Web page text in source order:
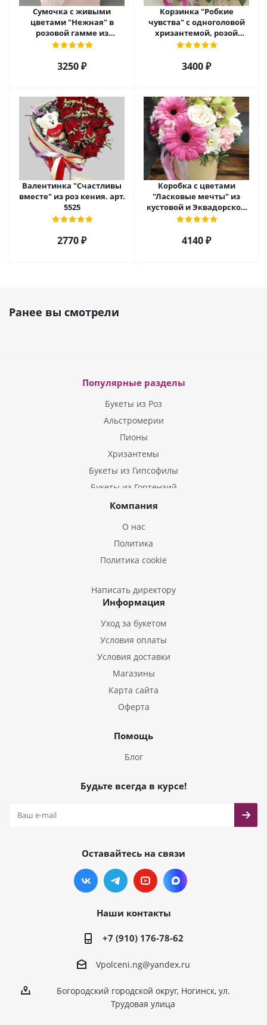
Сумочка с живыми
цветами "Нежная" в
розовой гамме из
кустовой хризантемы,
3250 ₽
Корзинка "Робкие
чувства" с одноголовой
хризантемой, розой
Эквадор и альстромерией
3400 ₽
Валентинка "Счастливы
вместе" из роз кения. арт.
5525
2770 ₽
Коробка с цветами
"Ласковые мечты" из
кустовой и Эквадорской
розы, орхидеи и гербер
4140 ₽
Ранее вы смотрели
Популярные разделы
Букеты из Роз
Альстромерии
Пионы
Хризантемы
Букеты из Гипсофилы
Букеты из Гортензий
Букеты из Ирисов
Букеты из Эустом
Букеты из Гладиолусов
Букеты из Тюльпанов
Компания
О нас
Политика
Политика cookie
Написать директору
Информация
Уход за букетом
Условия оплаты
Условия доставки
Магазины
Карта сайта
Оферта
Помощь
Блог
Будьте всегда в курсе!
Оставайтесь на связи
Наши контакты
+7 (910) 176-78-62
Vpolceni.ng@yandex.ru
Богородский городской округ, Ногинск, ул.
Трудовая улица